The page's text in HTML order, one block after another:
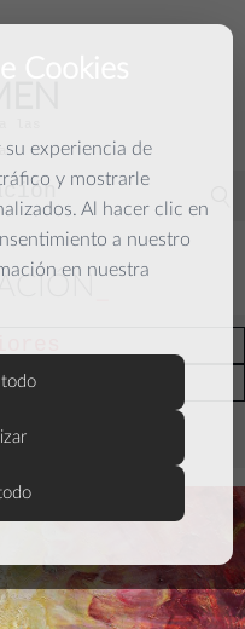
Cookies
experiencia de
y mostrarle
Al hacer clic en
a nuestro
en nuestra
todo